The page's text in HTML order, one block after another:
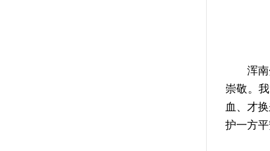
浑南分
崇敬。
血、才
护一方